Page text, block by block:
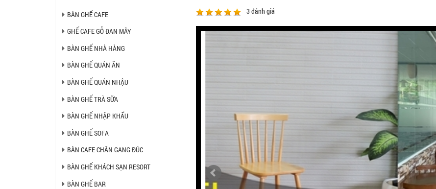
3 đánh giá
BÀN GHẾ CAFE
GHẾ CAFE GỖ ĐAN MÂY
BÀN GHẾ NHÀ HÀNG
BÀN GHẾ QUÁN ĂN
BÀN GHẾ QUÁN NHẬU
BÀN GHẾ TRÀ SỮA
BÀN GHẾ NHẬP KHẨU
BÀN GHẾ SOFA
BÀN CAFE CHÂN GANG ĐÚC
BÀN GHẾ KHÁCH SẠN RESORT
BÀN GHẾ BAR
SP: GNK05
Liên hệ
SX GIÁ RẺ - MÃ SỐ: BCF SX
750.000 VNĐ
GHẾ EAMES - GHẾ NHỰA
SỐ: M002
550.000 VNĐ
SỐ: X001
380.000 VNĐ